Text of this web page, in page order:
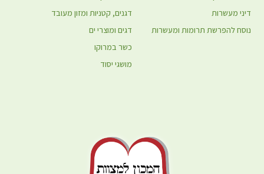
דגנים, קטניות ומזון מעובד
דגים ומוצרי ים
כשר במרוקו
מושגי יסוד
דיני מעשרות
נוסח להפרשת תרומות ומעשרות